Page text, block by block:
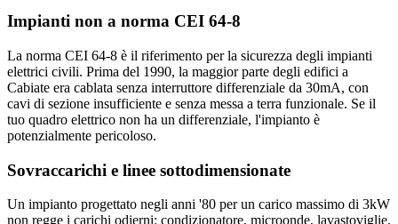
Impianti non a norma CEI 64-8
La norma CEI 64-8 è il riferimento per la sicurezza degli impianti
elettrici civili. Prima del 1990, la maggior parte degli edifici a
Cabiate era cablata senza interruttore differenziale da 30mA, con
cavi di sezione insufficiente e senza messa a terra funzionale. Se il
tuo quadro elettrico non ha un differenziale, l'impianto è
potenzialmente pericoloso.
Sovraccarichi e linee sottodimensionate
Un impianto progettato negli anni '80 per un carico massimo di 3kW
non regge i carichi odierni: condizionatore, microonde, lavastoviglie,